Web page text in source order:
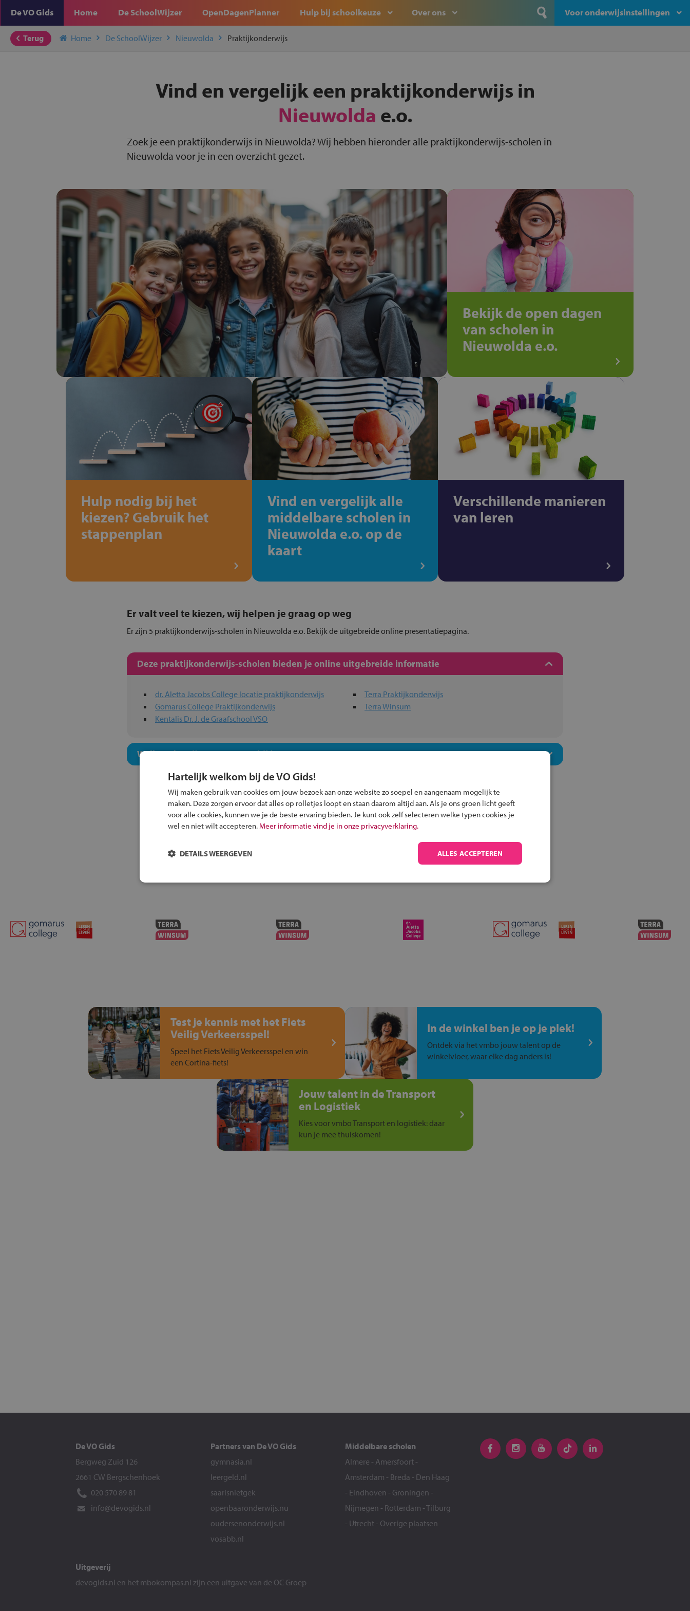
De VO Gids Home De SchoolWijzer OpenDagenPlanner Hulp bij schoolkeuze Over ons Voor onderwijsinstellingen
Terug Home De SchoolWijzer Nieuwolda Praktijkonderwijs
Vind en vergelijk een praktijkonderwijs in
Nieuwolda e.o.
Zoek je een praktijkonderwijs in Nieuwolda? Wij hebben hieronder alle praktijkonderwijs-scholen in
Nieuwolda voor je in een overzicht gezet.
Bekijk de open dagen
van scholen in
Nieuwolda e.o.
Hulp nodig bij het
kiezen? Gebruik het
stappenplan
Vind en vergelijk alle
middelbare scholen in
Nieuwolda e.o. op de
kaart
Verschillende manieren
van leren
Er valt veel te kiezen, wij helpen je graag op weg
Er zijn 5 praktijkonderwijs-scholen in Nieuwolda e.o. Bekijk de uitgebreide online presentatiepagina.
Deze praktijkonderwijs-scholen bieden je online uitgebreide informatie
dr. Aletta Jacobs College locatie praktijkonderwijs
Gomarus College Praktijkonderwijs
Kentalis Dr. J. de Graafschool VSO
Terra Praktijkonderwijs
Terra Winsum
Welk onderwijsconcept past bij jou?
Inschrijven?
Alle informatie om je kind aan te melden bij
Test je kennis met het Fiets
Veilig Verkeersspel!
Speel het Fiets Veilig Verkeersspel en win
een Cortina-fiets!
In de winkel ben je op je plek!
Ontdek via het vmbo jouw talent op de
winkelvloer, waar elke dag anders is!
Jouw talent in de Transport
en Logistiek
Kies voor vmbo Transport en logistiek: daar
kun je mee thuiskomen!
De VO Gids
Bergweg Zuid 126
2661 CW Bergschenhoek
020 570 89 81
info@devogids.nl
Partners van De VO Gids
gymnasia.nl
leergeld.nl
saarisnietgek
openbaaronderwijs.nu
oudersenonderwijs.nl
vosabb.nl
Middelbare scholen
Almere - Amersfoort -
Amsterdam - Breda - Den Haag
- Eindhoven - Groningen -
Nijmegen - Rotterdam -Tilburg
- Utrecht - Overige plaatsen
Uitgeverij
devogids.nl en het mbokompas.nl zijn een uitgave van de OC Groep
Hartelijk welkom bij de VO Gids!
Wij maken gebruik van cookies om jouw bezoek aan onze website zo soepel en aangenaam mogelijk te
maken. Deze zorgen ervoor dat alles op rolletjes loopt en staan daarom altijd aan. Als je ons groen licht geeft
voor alle cookies, kunnen we je de beste ervaring bieden. Je kunt ook zelf selecteren welke typen cookies je
wel en niet wilt accepteren. Meer informatie vind je in onze privacyverklaring.
ALLES ACCEPTEREN
DETAILS WEERGEVEN